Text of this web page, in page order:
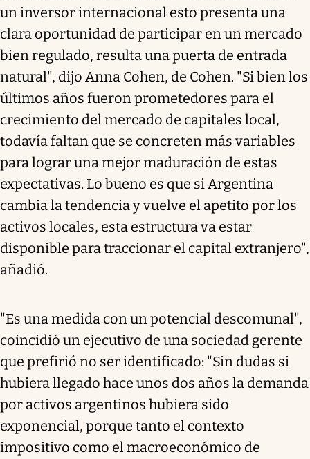
un inversor internacional esto presenta una
clara oportunidad de participar en un mercado
bien regulado, resulta una puerta de entrada
natural", dijo Anna Cohen, de Cohen. "Si bien los
últimos años fueron prometedores para el
crecimiento del mercado de capitales local,
todavía faltan que se concreten más variables
para lograr una mejor maduración de estas
expectativas. Lo bueno es que si Argentina
cambia la tendencia y vuelve el apetito por los
activos locales, esta estructura va estar
disponible para traccionar el capital extranjero",
añadió.
"Es una medida con un potencial descomunal",
coincidió un ejecutivo de una sociedad gerente
que prefirió no ser identificado: "Sin dudas si
hubiera llegado hace unos dos años la demanda
por activos argentinos hubiera sido
exponencial, porque tanto el contexto
impositivo como el macroeconómico de